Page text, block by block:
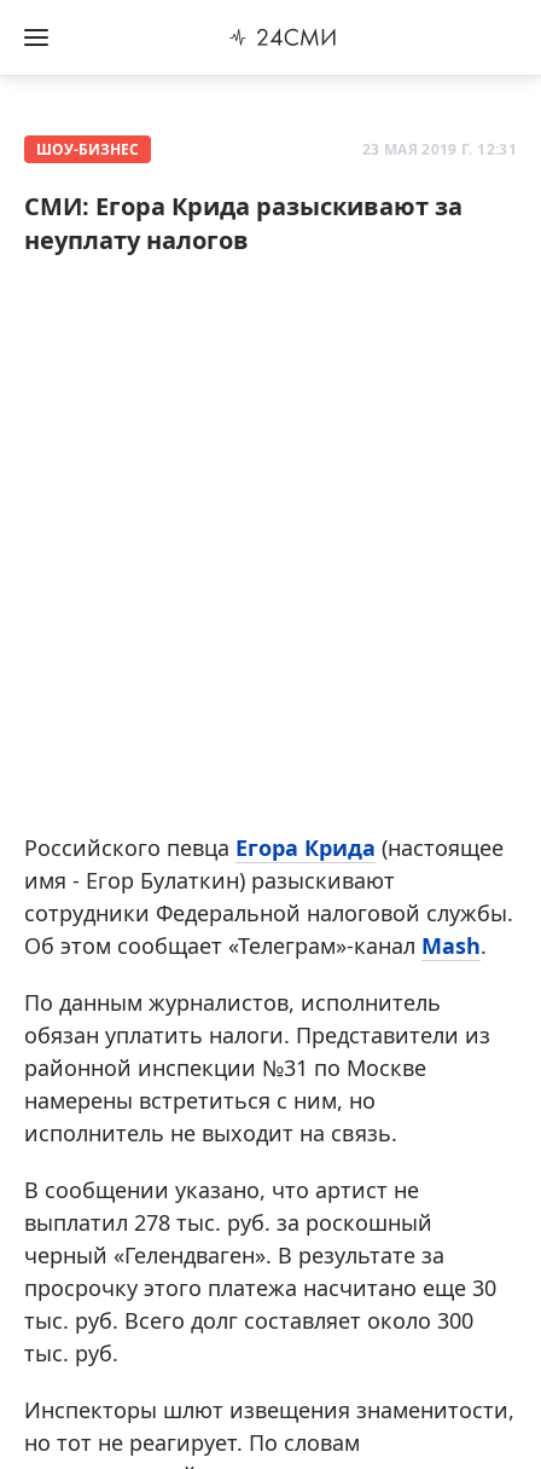
ШОУ-БИЗНЕС 23 МАЯ 2019 Г. 12:31
СМИ: Егора Крида разыскивают за
неуплату налогов
Российского певца Егора Крида (настоящее
имя - Егор Булаткин) разыскивают
сотрудники Федеральной налоговой службы.
Об этом сообщает «Телеграм»-канал Mash.
По данным журналистов, исполнитель
обязан уплатить налоги. Представители из
районной инспекции №31 по Москве
намерены встретиться с ним, но
исполнитель не выходит на связь.
В сообщении указано, что артист не
выплатил 278 тыс. руб. за роскошный
черный «Гелендваген». В результате за
просрочку этого платежа насчитано еще 30
тыс. руб. Всего долг составляет около 300
тыс. руб.
Инспекторы шлют извещения знаменитости,
но тот не реагирует. По словам